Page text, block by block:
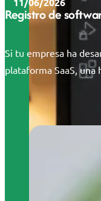
Registro de
Si tu empresa ha
plataforma SaaS, una